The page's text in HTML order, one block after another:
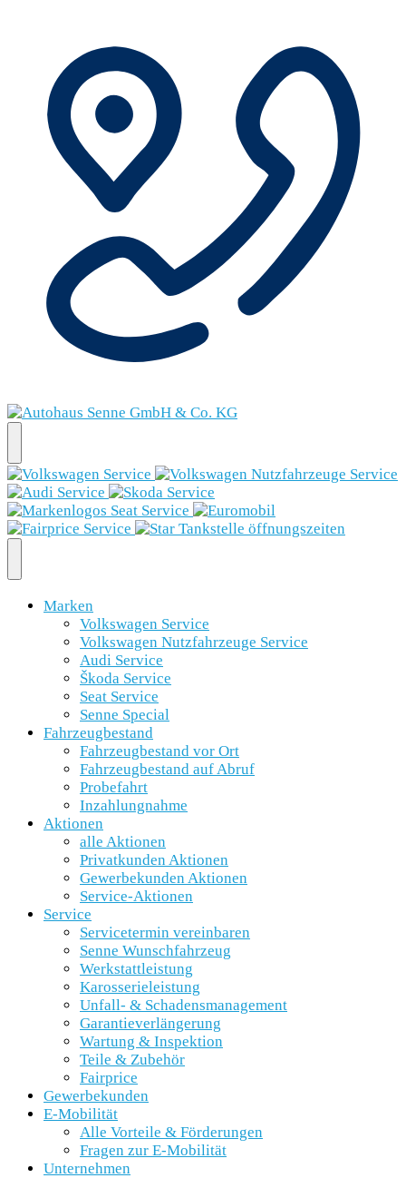
Marken
Volkswagen Service
Volkswagen Nutzfahrzeuge Service
Audi Service
Škoda Service
Seat Service
Senne Special
Fahrzeugbestand
Fahrzeugbestand vor Ort
Fahrzeugbestand auf Abruf
Probefahrt
Inzahlungnahme
Aktionen
alle Aktionen
Privatkunden Aktionen
Gewerbekunden Aktionen
Service-Aktionen
Service
Servicetermin vereinbaren
Senne Wunschfahrzeug
Werkstattleistung
Karosserieleistung
Unfall- & Schadensmanagement
Garantieverlängerung
Wartung & Inspektion
Teile & Zubehör
Fairprice
Gewerbekunden
E-Mobilität
Alle Vorteile & Förderungen
Fragen zur E-Mobilität
Unternehmen